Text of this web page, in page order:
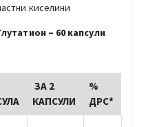
киселини
– 60 капсули
ЗА 2
КАПСУЛИ
%
ДРС*